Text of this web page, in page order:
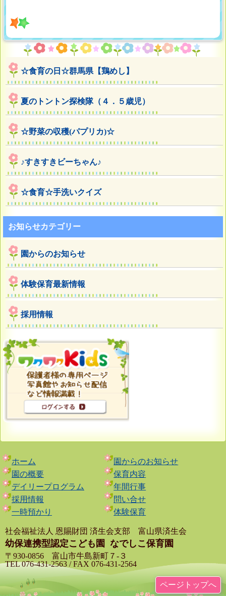
☆食育の日☆群馬県【鶏めし】
夏のトントン探検隊（４．５歳児）
☆野菜の収穫(パプリカ)☆
♪すきすきビーちゃん♪
☆食育☆手洗いクイズ
お知らせカテゴリー
園からのお知らせ
体験保育最新情報
採用情報
ページトップへ
ホーム
園からのお知らせ
園の概要
保育内容
デイリープログラム
年間行事
採用情報
問い合せ
一時預かり
体験保育
社会福祉法人 恩賜財団 済生会支部 富山県済生会
幼保連携型認定こども園 なでしこ保育園
〒930-0856 富山市牛島新町７-３
TEL 076-431-2563 / FAX 076-431-2564